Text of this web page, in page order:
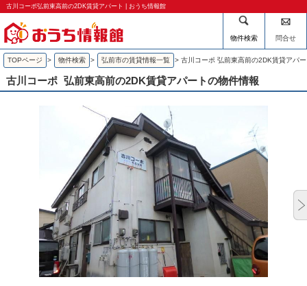
古川コーポ弘前東高前の2DK賃貸アパート | おうち情報館
物件検索 問合せ
TOPページ > 物件検索 > 弘前市の賃貸情報一覧 > 古川コーポ 弘前東高前の2DK賃貸アパ
古川コーポ 弘前東高前の2DK賃貸アパートの物件情報